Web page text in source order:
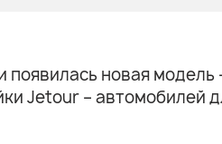
новая
Jetour – автомобилей